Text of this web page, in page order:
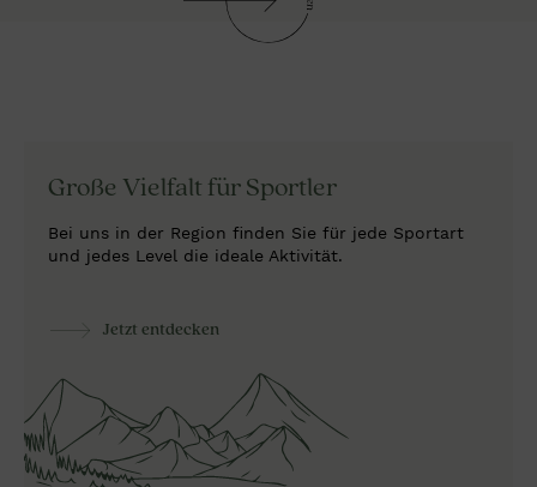
Große Vielfalt für Sportler
Bei uns in der Region finden Sie für jede Sportart
und jedes Level die ideale Aktivität.
Jetzt entdecken